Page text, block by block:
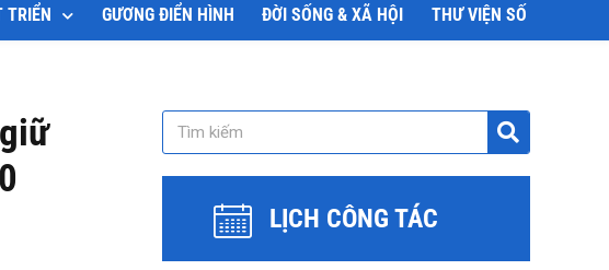
TRIỂN GƯƠNG ĐIỂN HÌNH ĐỜI SỐNG & XÃ HỘI THƯ VIỆN SỐ
LỊCH CÔNG TÁC